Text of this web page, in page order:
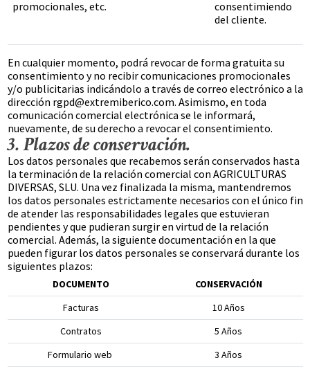
promocionales, etc.
consentimiendo
del cliente.
En cualquier momento, podrá revocar de forma gratuita su
consentimiento y no recibir comunicaciones promocionales
y/o publicitarias indicándolo a través de correo electrónico a la
dirección rgpd@extremiberico.com. Asimismo, en toda
comunicación comercial electrónica se le informará,
nuevamente, de su derecho a revocar el consentimiento.
3. Plazos de conservación.
Los datos personales que recabemos serán conservados hasta
la terminación de la relación comercial con AGRICULTURAS
DIVERSAS, SLU. Una vez finalizada la misma, mantendremos
los datos personales estrictamente necesarios con el único fin
de atender las responsabilidades legales que estuvieran
pendientes y que pudieran surgir en virtud de la relación
comercial. Además, la siguiente documentación en la que
pueden figurar los datos personales se conservará durante los
siguientes plazos:
DOCUMENTO
CONSERVACIÓN
Facturas
10 Años
Contratos
5 Años
Formulario web
3 Años